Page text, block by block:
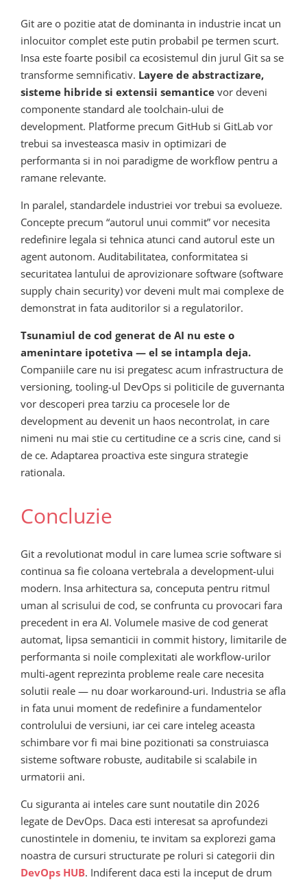
Git are o pozitie atat de dominanta in industrie incat un
inlocuitor complet este putin probabil pe termen scurt.
Insa este foarte posibil ca ecosistemul din jurul Git sa se
transforme semnificativ. Layere de abstractizare,
sisteme hibride si extensii semantice vor deveni
componente standard ale toolchain-ului de
development. Platforme precum GitHub si GitLab vor
trebui sa investeasca masiv in optimizari de
performanta si in noi paradigme de workflow pentru a
ramane relevante.
In paralel, standardele industriei vor trebui sa evolueze.
Concepte precum “autorul unui commit” vor necesita
redefinire legala si tehnica atunci cand autorul este un
agent autonom. Auditabilitatea, conformitatea si
securitatea lantului de aprovizionare software (software
supply chain security) vor deveni mult mai complexe de
demonstrat in fata auditorilor si a regulatorilor.
Tsunamiul de cod generat de AI nu este o
amenintare ipotetiva — el se intampla deja.
Companiile care nu isi pregatesc acum infrastructura de
versioning, tooling-ul DevOps si politicile de guvernanta
vor descoperi prea tarziu ca procesele lor de
development au devenit un haos necontrolat, in care
nimeni nu mai stie cu certitudine ce a scris cine, cand si
de ce. Adaptarea proactiva este singura strategie
rationala.
Concluzie
Git a revolutionat modul in care lumea scrie software si
continua sa fie coloana vertebrala a development-ului
modern. Insa arhitectura sa, conceputa pentru ritmul
uman al scrisului de cod, se confrunta cu provocari fara
precedent in era AI. Volumele masive de cod generat
automat, lipsa semanticii in commit history, limitarile de
performanta si noile complexitati ale workflow-urilor
multi-agent reprezinta probleme reale care necesita
solutii reale — nu doar workaround-uri. Industria se afla
in fata unui moment de redefinire a fundamentelor
controlului de versiuni, iar cei care inteleg aceasta
schimbare vor fi mai bine pozitionati sa construiasca
sisteme software robuste, auditabile si scalabile in
urmatorii ani.
Cu siguranta ai inteles care sunt noutatile din 2026
legate de DevOps. Daca esti interesat sa aprofundezi
cunostintele in domeniu, te invitam sa explorezi gama
noastra de cursuri structurate pe roluri si categorii din
DevOps HUB. Indiferent daca esti la inceput de drum